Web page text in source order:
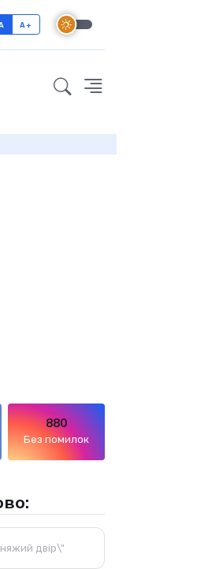
A+
880
Без помилок
двір\"